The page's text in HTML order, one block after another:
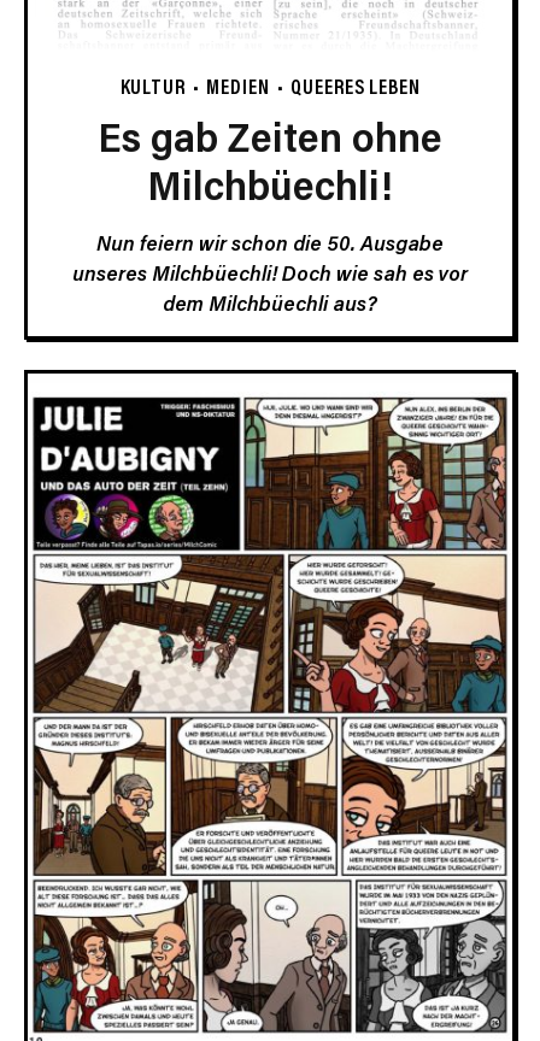
KULTUR MEDIEN QUEERES LEBEN
Es gab Zeiten ohne
Milchbüechli!
Nun feiern wir schon die 50. Ausgabe
unseres Milchbüechli! Doch wie sah es vor
dem Milchbüechli aus?